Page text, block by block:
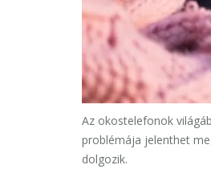
Az okostelefonok
problémája jelenthet
dolgozik.